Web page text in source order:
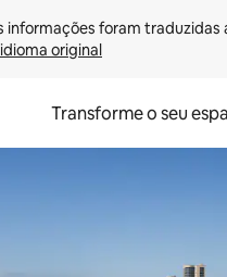
original
Transforme o seu